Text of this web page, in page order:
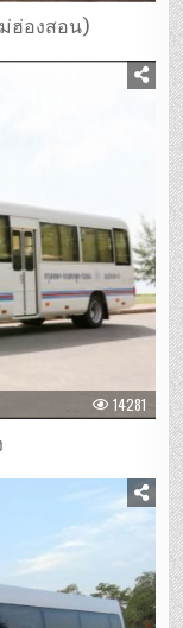
ม่ฮ่องสอน)
14281